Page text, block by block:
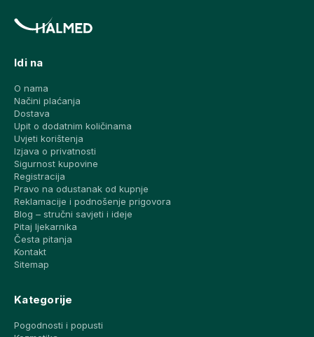
Idi na
O nama
Načini plaćanja
Dostava
Upit o dodatnim količinama
Uvjeti korištenja
Izjava o privatnosti
Sigurnost kupovine
Registracija
Pravo na odustanak od kupnje
Reklamacije i podnošenje prigovora
Blog – stručni savjeti i ideje
Pitaj ljekarnika
Česta pitanja
Kontakt
Sitemap
Kategorije
Pogodnosti i popusti